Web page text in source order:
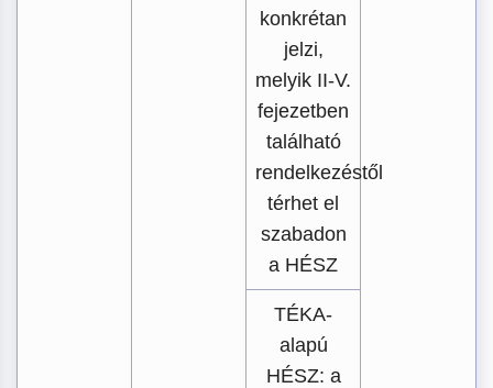
konkrétan
jelzi,
melyik II-V.
fejezetben
található
rendelkezéstől
térhet el
szabadon
a HÉSZ
TÉKA-
alapú
HÉSZ: a